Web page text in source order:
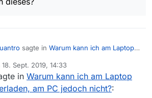
sagte in Warum kann ich am Laptop
:
Mediathekviewweb ist dieser Film
das im Umkehrschluss, dass der Film in
18. Sept. 2019, 14:33
von
in Warum kann ich am Laptop
am PC jedoch nicht?: